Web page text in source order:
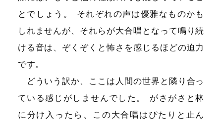
とでしょう 。
それぞれの声は優雅なものかも
しれませんが、それらが大合唱となって鳴り続
ける音は、ぞくぞくと怖さを感じるほどの迫力
です。
どういう訳か、ここは人間の世界と隣り合っ
ている感じがしませんでした 。
がさがさと林
に分け入ったら、この大合唱はぴたりと止ん